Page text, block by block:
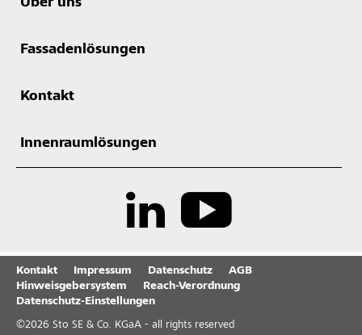
Über uns
Fassadenlösungen
Kontakt
Innenraumlösungen
Kontakt Impressum Datenschutz
AGB
Hinweisgebersystem
Reach-Verordnung
Datenschutz-Einstellungen
©2026 Sto SE & Co. KGaA - all rights reserved